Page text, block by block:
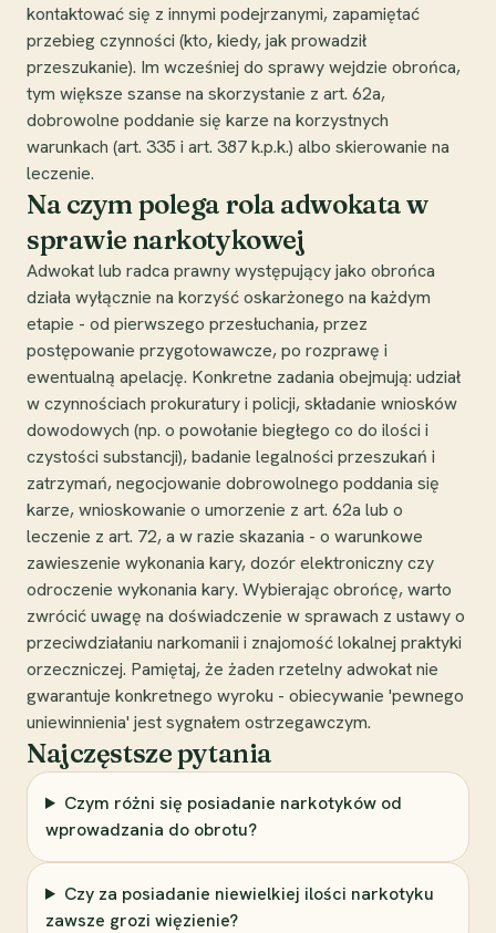
kontaktować się z innymi podejrzanymi, zapamiętać
przebieg czynności (kto, kiedy, jak prowadził
przeszukanie). Im wcześniej do sprawy wejdzie obrońca,
tym większe szanse na skorzystanie z art. 62a,
dobrowolne poddanie się karze na korzystnych
warunkach (art. 335 i art. 387 k.p.k.) albo skierowanie na
leczenie.
Na czym polega rola adwokata w
sprawie narkotykowej
Adwokat lub radca prawny występujący jako obrońca
działa wyłącznie na korzyść oskarżonego na każdym
etapie - od pierwszego przesłuchania, przez
postępowanie przygotowawcze, po rozprawę i
ewentualną apelację. Konkretne zadania obejmują: udział
w czynnościach prokuratury i policji, składanie wniosków
dowodowych (np. o powołanie biegłego co do ilości i
czystości substancji), badanie legalności przeszukań i
zatrzymań, negocjowanie dobrowolnego poddania się
karze, wnioskowanie o umorzenie z art. 62a lub o
leczenie z art. 72, a w razie skazania - o warunkowe
zawieszenie wykonania kary, dozór elektroniczny czy
odroczenie wykonania kary. Wybierając obrońcę, warto
zwrócić uwagę na doświadczenie w sprawach z ustawy o
przeciwdziałaniu narkomanii i znajomość lokalnej praktyki
orzeczniczej. Pamiętaj, że żaden rzetelny adwokat nie
gwarantuje konkretnego wyroku - obiecywanie 'pewnego
uniewinnienia' jest sygnałem ostrzegawczym.
Najczęstsze pytania
Czym różni się posiadanie narkotyków od
wprowadzania do obrotu?
Czy za posiadanie niewielkiej ilości narkotyku
zawsze grozi więzienie?